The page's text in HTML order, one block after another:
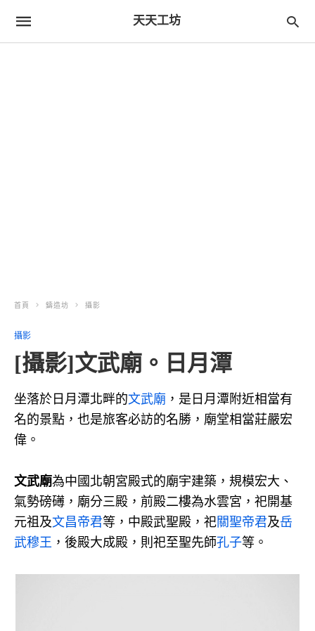
天天工坊
首頁 鑄造坊 攝影
攝影
[攝影]文武廟。日月潭
坐落於日月潭北畔的文武廟 ，是日月潭附近相當有
名的景點，也是旅客必訪的名勝，廟堂相當莊嚴宏
偉。
文武廟為中國北朝宮殿式的廟宇建築，規模宏大、
氣勢磅礡，廟分三殿，前殿二樓為水雲宮，祀開基
元祖及文昌帝君等，中殿武聖殿，祀關聖帝君及岳
武穆王 ，後殿大成殿，則祀至聖先師孔子等。